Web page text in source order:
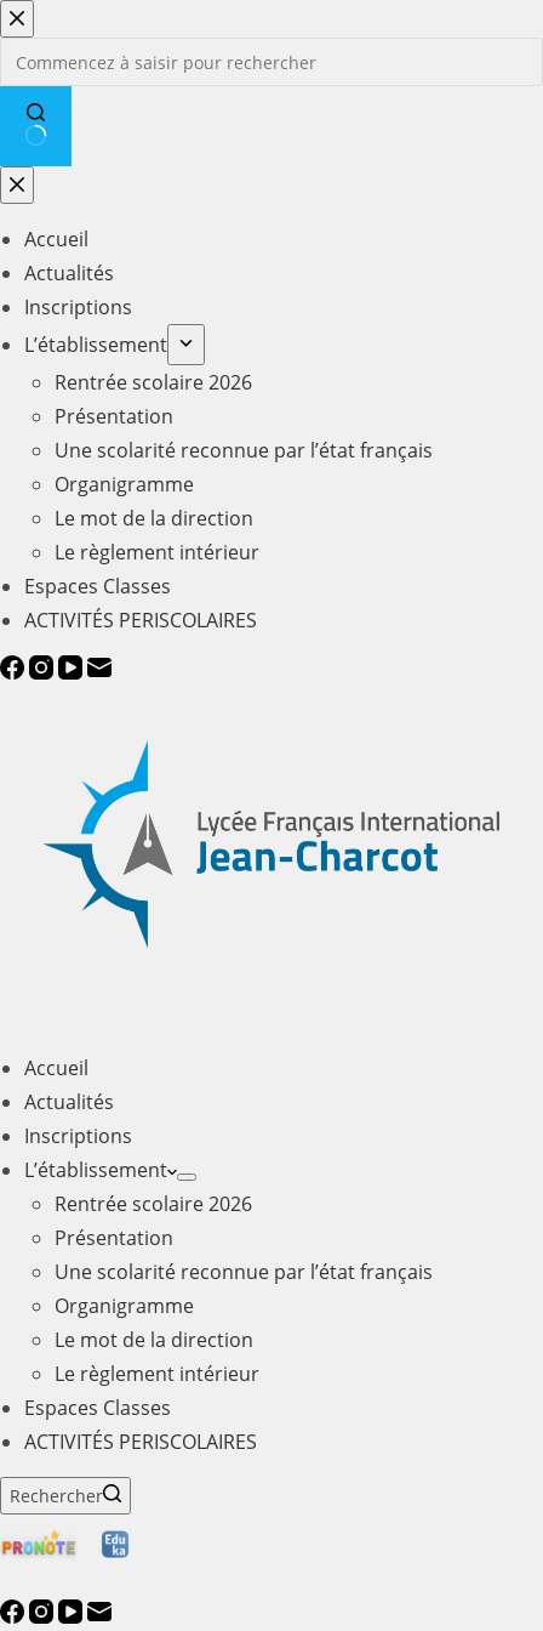
Passer
au
contenu
Aucun
résultat
Accueil
Actualités
Inscriptions
L’établissement
Rentrée scolaire 2026
Présentation
Une scolarité reconnue par l’état français
Organigramme
Le mot de la direction
Le règlement intérieur
Espaces Classes
ACTIVITÉS PERISCOLAIRES
Accueil
Actualités
Inscriptions
L’établissement
Rentrée scolaire 2026
Présentation
Une scolarité reconnue par l’état français
Organigramme
Le mot de la direction
Le règlement intérieur
Espaces Classes
ACTIVITÉS PERISCOLAIRES
Rechercher